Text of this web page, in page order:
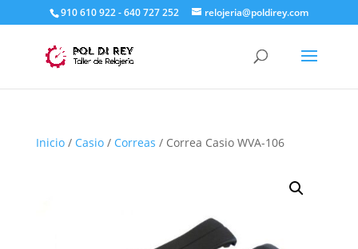
910 610 922 - 640 727 252 relojeria@poldirey.com
Inicio/ Casio/ Correas / Correa Casio WVA-106